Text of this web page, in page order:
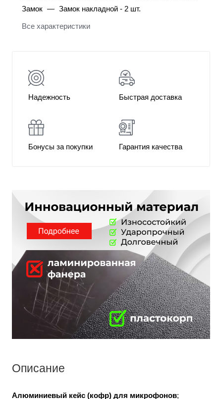
Замок — Замок накладной - 2 шт.
Все характеристики
Надежность Быстрая доставка
Бонусы за покупки Гарантия качества
Описание
Алюминиевый кейс (кофр) для микрофонов;